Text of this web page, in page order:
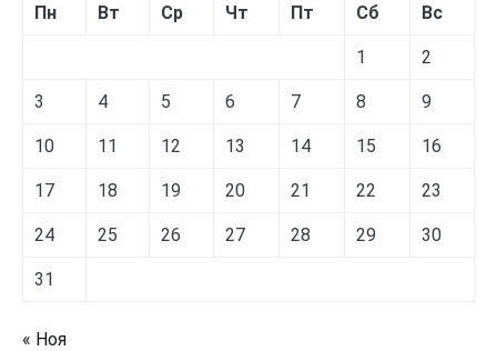
Пн Вт Ср Чт Пт Сб Вс
1 2
3 4 5 6 7 8 9
10 11 12 13 14 15 16
17 18 19 20 21 22 23
24 25 26 27 28 29 30
31
« Ноя